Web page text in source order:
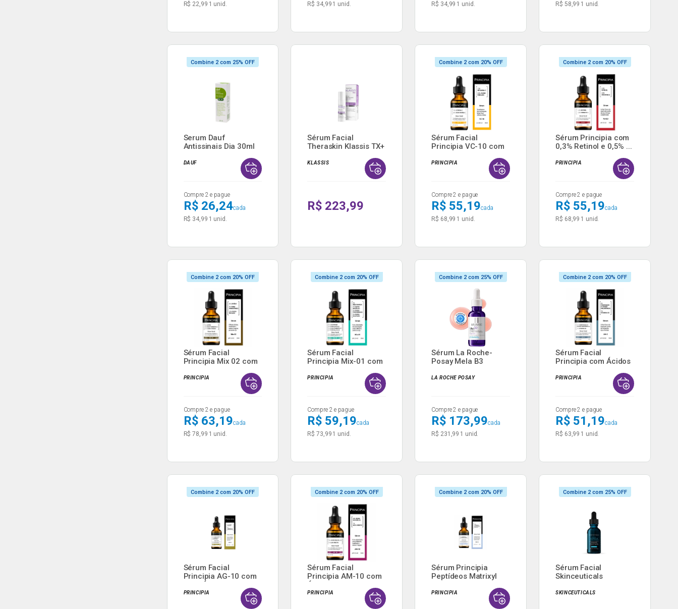
R$ 22,99 1 unid.
R$ 34,99 1 unid.
R$ 34,99 1 unid.
R$ 58,99 1 unid.
Combine 2 com 25% OFF
Serum Dauf
Antissinais Dia 30ml
DAUF
Compre 2 e pague
R$ 26,24cada
R$ 34,99 1 unid.
Sérum Facial
Theraskin Klassis TX+
KLASSIS
R$ 223,99
Combine 2 com 20% OFF
Sérum Facial
Principia VC-10 com
PRINCIPIA
Compre 2 e pague
R$ 55,19cada
R$ 68,99 1 unid.
Combine 2 com 20% OFF
Sérum Principia com
0,3% Retinol e 0,5% ...
PRINCIPIA
Compre 2 e pague
R$ 55,19cada
R$ 68,99 1 unid.
Combine 2 com 20% OFF
Sérum Facial
Principia Mix 02 com
PRINCIPIA
Compre 2 e pague
R$ 63,19cada
R$ 78,99 1 unid.
Combine 2 com 20% OFF
Sérum Facial
Principia Mix-01 com
PRINCIPIA
Compre 2 e pague
R$ 59,19cada
R$ 73,99 1 unid.
Combine 2 com 25% OFF
Sérum La Roche-
Posay Mela B3
LA ROCHE POSAY
Compre 2 e pague
R$ 173,99cada
R$ 231,99 1 unid.
Combine 2 com 20% OFF
Sérum Facial
Principia com Ácidos
PRINCIPIA
Compre 2 e pague
R$ 51,19cada
R$ 63,99 1 unid.
Combine 2 com 20% OFF
Sérum Facial
Principia AG-10 com
PRINCIPIA
Combine 2 com 20% OFF
Sérum Facial
Principia AM-10 com
PRINCIPIA
Combine 2 com 20% OFF
Sérum Principia
Peptídeos Matrixyl
PRINCIPIA
Combine 2 com 25% OFF
Sérum Facial
Skinceuticals
SKINCEUTICALS